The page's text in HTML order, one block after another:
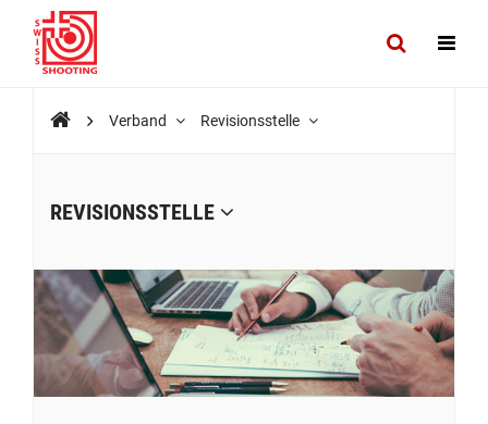
Verband Revisionsstelle
REVISIONSSTELLE